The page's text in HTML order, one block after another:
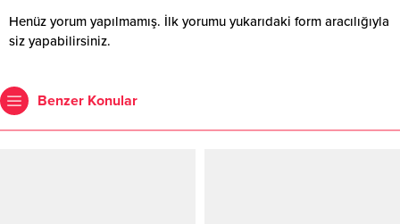
Henüz yorum yapılmamış. İlk yorumu yukarıdaki form aracılığıyla
siz yapabilirsiniz.
Benzer Konular